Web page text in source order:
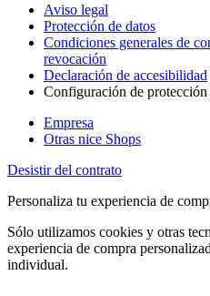
Aviso legal
Protección de datos
Condiciones generales de
revocación
Declaración de accesibilidad
Configuración de protección
Empresa
Otras nice Shops
Desistir del contrato
Personaliza tu experiencia de
Sólo utilizamos cookies y otras
experiencia de compra
individual.